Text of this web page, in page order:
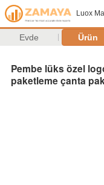
Luox
Evde Ürün
Pembe lüks özel
paketleme çanta